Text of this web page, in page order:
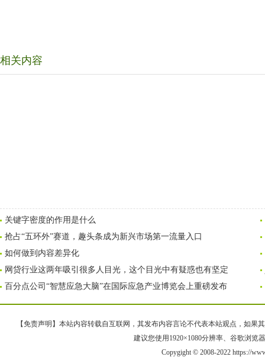
相关内容
关键字密度的作用是什么
抢占“五环外”赛道，趣头条成为新兴市场第一流量入口
如何做到内容差异化
网贷行业这两年吸引很多人目光，这个目光中有疑惑也有坚定
百分点公司“智慧应急大脑”在国际应急产业博览会上重磅发布
【免责声明】本站内容转载自互联网，其发布内容言论不代表本站观点，如果
建议您使用1920×1080分辨率、谷歌浏览
Copygight © 2008-2022 https://